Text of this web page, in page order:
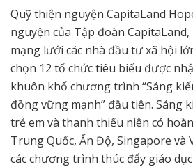
Quỹ thiện nguyện CapitaLand
nguyện của Tập đoàn CapitaLand,
mạng lưới các nhà đầu tư xã hội
chọn 12 tổ chức tiêu biểu được
khuôn khổ chương trình “Sáng
đồng vững mạnh” đầu tiên. Sáng
trẻ em và thanh thiếu niên có
Trung Quốc, Ấn Độ, Singapore và
các chương trình thúc đẩy giáo